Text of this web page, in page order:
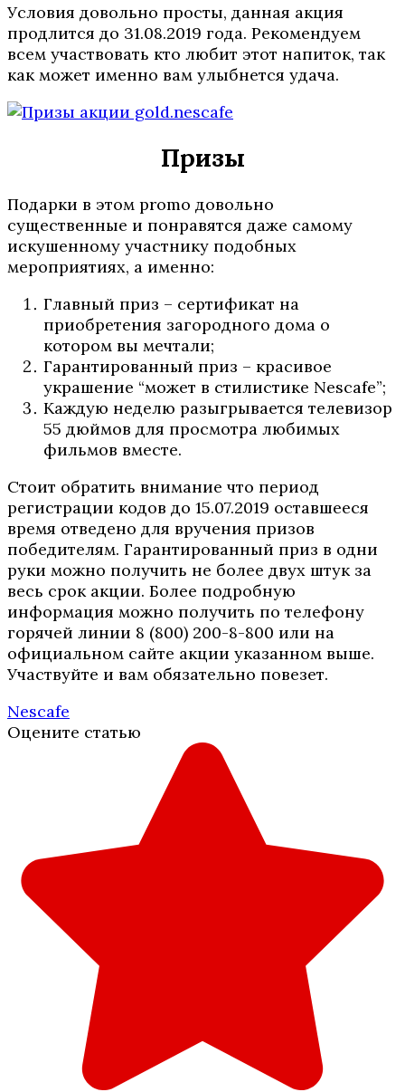
Условия довольно просты, данная акция
продлится до 31.08.2019 года. Рекомендуем
всем участвовать кто любит этот напиток, так
как может именно вам улыбнется удача.
Призы
Подарки в этом promo довольно
существенные и понравятся даже самому
искушенному участнику подобных
мероприятиях, а именно:
Главный приз – сертификат на
приобретения загородного дома о
котором вы мечтали;
Гарантированный приз – красивое
украшение “может в стилистике Nescafe”;
Каждую неделю разыгрывается телевизор
55 дюймов для просмотра любимых
фильмов вместе.
Стоит обратить внимание что период
регистрации кодов до 15.07.2019 оставшееся
время отведено для вручения призов
победителям. Гарантированный приз в одни
руки можно получить не более двух штук за
весь срок акции. Более подробную
информация можно получить по телефону
горячей линии 8 (800) 200-8-800 или на
официальном сайте акции указанном выше.
Участвуйте и вам обязательно повезет.
Nescafe
Оцените статью